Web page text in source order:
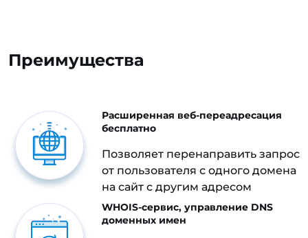
Преимущества
Расширенная веб-переадресация
бесплатно
Позволяет перенаправить запрос
от пользователя с одного домена
на сайт с другим адресом
WHOIS-сервис, управление DNS
доменных имен